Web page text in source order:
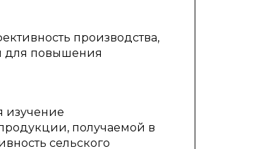
производства,
для повышения
изучение
получаемой в
сельского